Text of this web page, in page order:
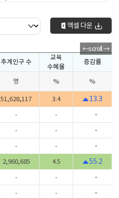
엑셀 다운
추계인구 수
교육
수혜율
증감률
명 % %
51,628,117 3.4 13.3
- - -
- - -
- - -
2,960,685 4.5 55.2
- - -
- - -